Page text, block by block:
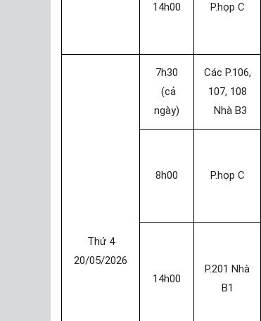
14h00 P.họp C
Thứ 4
20/05/2026
7h30
(cả
ngày)
Các P.106,
107, 108
Nhà B3
8h00 P.họp C
14h00
P.201 Nhà
B1